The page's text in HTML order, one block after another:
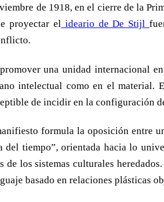
de 1918, en el cierre de la
proyectar elideario de De Stijl
una unidad internacional
intelectual como en el material.
de incidir en la configuración
formula la oposición entre
del tiempo”, orientada hacia lo
los sistemas culturales
basado en relaciones plásticas